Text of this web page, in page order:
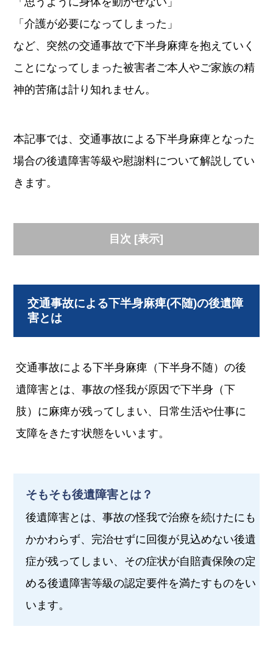
「介護が必要になってしまった」
など、突然の交通事故で下半身麻痺を抱えていく
ことになってしまった被害者ご本人やご家族の精
神的苦痛は計り知れません。
本記事では、交通事故による下半身麻痺となった
場合の後遺障害等級や慰謝料について解説してい
きます。
目次 [表示]
交通事故による下半身麻痺(不随)の後遺障
害とは
交通事故による下半身麻痺（下半身不随）の後
遺障害とは、事故の怪我が原因で下半身（下
肢）に麻痺が残ってしまい、日常生活や仕事に
支障をきたす状態をいいます。
そもそも後遺障害とは？
後遺障害とは、事故の怪我で治療を続けたにも
かかわらず、完治せずに回復が見込めない後遺
症が残ってしまい、その症状が自賠責保険の定
める後遺障害等級の認定要件を満たすものをい
います。